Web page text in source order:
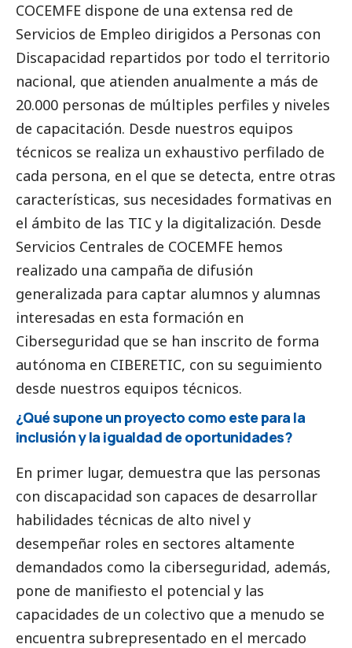
COCEMFE dispone de una extensa red de
Servicios de Empleo dirigidos a Personas con
Discapacidad repartidos por todo el territorio
nacional, que atienden anualmente a más de
20.000 personas de múltiples perfiles y niveles
de capacitación. Desde nuestros equipos
técnicos se realiza un exhaustivo perfilado de
cada persona, en el que se detecta, entre otras
características, sus necesidades formativas en
el ámbito de las TIC y la digitalización. Desde
Servicios Centrales de COCEMFE hemos
realizado una campaña de difusión
generalizada para captar alumnos y alumnas
interesadas en esta formación en
Ciberseguridad que se han inscrito de forma
autónoma en CIBERETIC, con su seguimiento
desde nuestros equipos técnicos.
¿Qué supone un proyecto como este para la
inclusión y la igualdad de oportunidades?
En primer lugar, demuestra que las personas
con discapacidad son capaces de desarrollar
habilidades técnicas de alto nivel y
desempeñar roles en sectores altamente
demandados como la ciberseguridad, además,
pone de manifiesto el potencial y las
capacidades de un colectivo que a menudo se
encuentra subrepresentado en el mercado